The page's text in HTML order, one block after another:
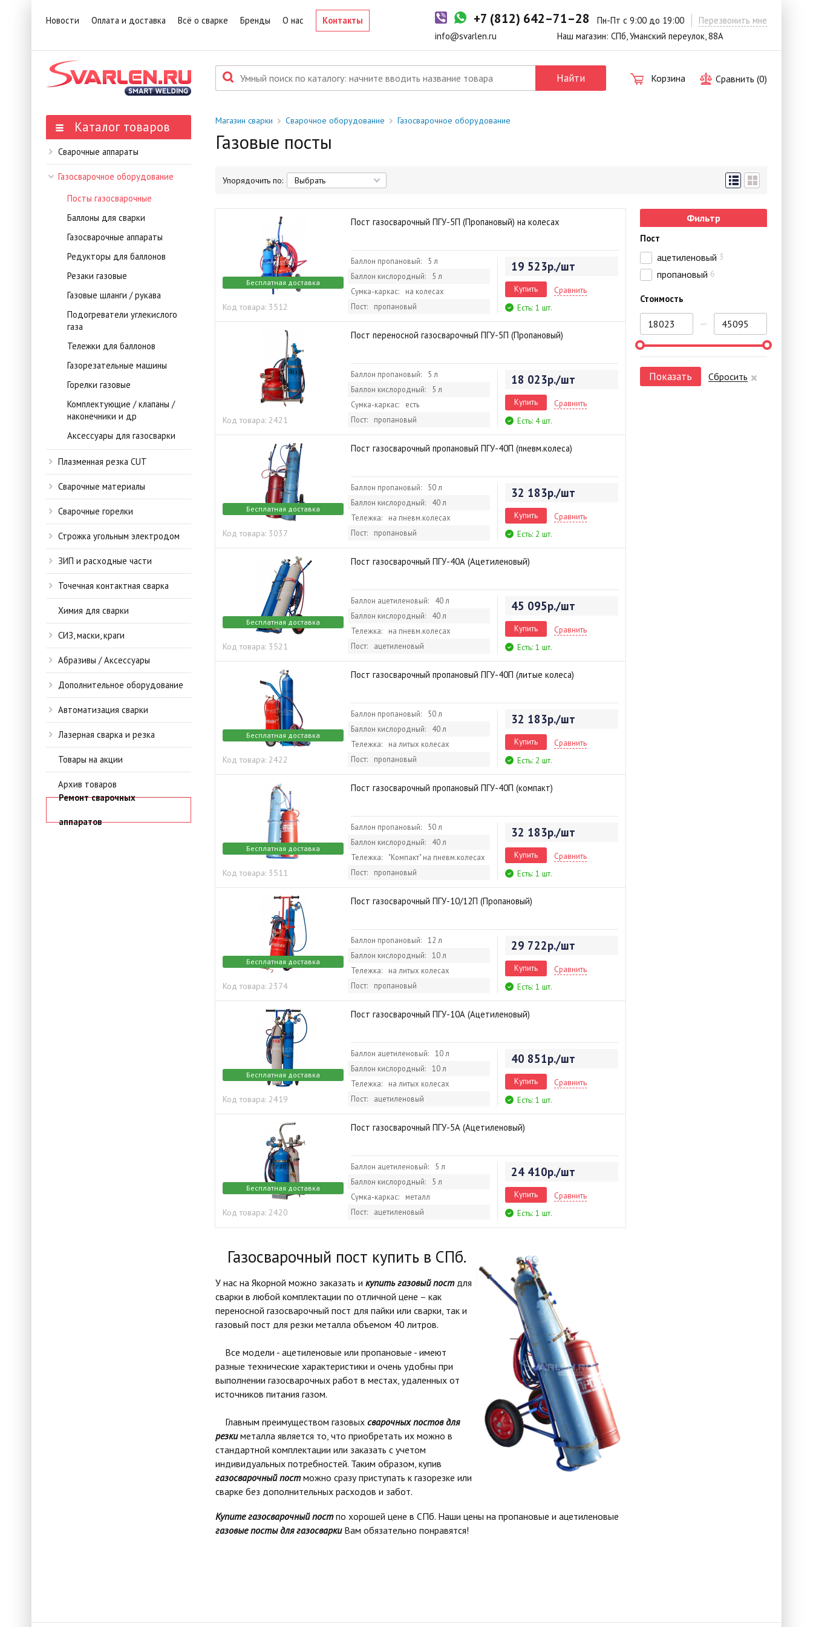
Новости Оплата и доставка Всё о сварке Бренды О нас Контакты +7 (812) 642–71–28 Пн-Пт с 9:00 до 19:00
Перезвонить мне
info@svarlen.ru
Наш магазин: СПб, Уманский переулок, 88А
Найти Корзина Сравнить (0)
Каталог товаров
Сварочные аппараты
Газосварочное оборудование
Посты газосварочные
Баллоны для сварки
Газосварочные аппараты
Редукторы для баллонов
Резаки газовые
Газовые шланги / рукава
Подогреватели углекислого
газа
Тележки для баллонов
Газорезательные машины
Горелки газовые
Комплектующие / клапаны /
наконечники и др
Аксессуары для газосварки
Плазменная резка CUT
Сварочные материалы
Сварочные горелки
Строжка угольным электродом
ЗИП и расходные части
Точечная контактная сварка
Химия для сварки
СИЗ, маски, краги
Абразивы / Аксессуары
Дополнительное оборудование
Автоматизация сварки
Лазерная сварка и резка
Товары на акции
Архив товаров
Ремонт сварочных
аппаратов
Магазин сварки Сварочное оборудование Газосварочное оборудование
Газовые посты
Упорядочить по:
Бесплатная доставка
Код товара: 3512
Пост газосварочный ПГУ-5П (Пропановый) на колесах
Баллон пропановый:
5 л
Баллон кислородный:
5 л
Сумка-каркас:
на колесах
Пост:
пропановый
19 523р./шт
Купить
Сравнить
Есть: 1 шт.
Код товара: 2421
Пост переносной газосварочный ПГУ-5П (Пропановый)
Баллон пропановый:
5 л
Баллон кислородный:
5 л
Сумка-каркас:
есть
Пост:
пропановый
18 023р./шт
Купить
Сравнить
Есть: 4 шт.
Бесплатная доставка
Код товара: 3037
Пост газосварочный пропановый ПГУ-40П (пневм.колеса)
Баллон пропановый:
50 л
Баллон кислородный:
40 л
Тележка:
на пневм.колесах
Пост:
пропановый
32 183р./шт
Купить
Сравнить
Есть: 2 шт.
Бесплатная доставка
Код товара: 3521
Пост газосварочный ПГУ-40А (Ацетиленовый)
Баллон ацетиленовый:
40 л
Баллон кислородный:
40 л
Тележка:
на пневм.колесах
Пост:
ацетиленовый
45 095р./шт
Купить
Сравнить
Есть: 1 шт.
Бесплатная доставка
Код товара: 2422
Пост газосварочный пропановый ПГУ-40П (литые колеса)
Баллон пропановый:
50 л
Баллон кислородный:
40 л
Тележка:
на литых колесах
Пост:
пропановый
32 183р./шт
Купить
Сравнить
Есть: 2 шт.
Бесплатная доставка
Код товара: 3511
Пост газосварочный пропановый ПГУ-40П (компакт)
Баллон пропановый:
50 л
Баллон кислородный:
40 л
Тележка:
"Компакт" на пневм.колесах
Пост:
пропановый
32 183р./шт
Купить
Сравнить
Есть: 1 шт.
Бесплатная доставка
Код товара: 2374
Пост газосварочный ПГУ-10/12П (Пропановый)
Баллон пропановый:
12 л
Баллон кислородный:
10 л
Тележка:
на литых колесах
Пост:
пропановый
29 722р./шт
Купить
Сравнить
Есть: 1 шт.
Бесплатная доставка
Код товара: 2419
Пост газосварочный ПГУ-10А (Ацетиленовый)
Баллон ацетиленовый:
10 л
Баллон кислородный:
10 л
Тележка:
на литых колесах
Пост:
ацетиленовый
40 851р./шт
Купить
Сравнить
Есть: 1 шт.
Бесплатная доставка
Код товара: 2420
Пост газосварочный ПГУ-5А (Ацетиленовый)
Баллон ацетиленовый:
5 л
Баллон кислородный:
5 л
Сумка-каркас:
металл
Пост:
ацетиленовый
24 410р./шт
Купить
Сравнить
Есть: 1 шт.
Газосварочный пост купить в СПб.
У нас на Якорной можно заказать и купить газовый постдля
сварки в любой комплектации по отличной цене – как
переносной газосварочный пост для пайки или сварки, так и
газовый пост для резки металла объемом 40 литров.
Все модели - ацетиленовые или пропановые - имеют
разные технические характеристики и очень удобны при
выполнении газосварочных работ в местах, удаленных от
источников питания газом.
Главным преимуществом газовых сварочных постов для
резкиметалла является то, что приобретать их можно в
стандартной комплектации или заказать с учетом
индивидуальных потребностей. Таким образом, купив
газосварочный постможно сразу приступать к газорезке или
сварке без дополнительных расходов и забот.
Купите газосварочный постпо хорошей цене в СПб. Наши цены на пропановые и ацетиленовые
газовые посты для газосваркиВам обязательно понравятся!
Фильтр
Пост
ацетиленовый 3
пропановый 6
Стоимость
Показать Сбросить